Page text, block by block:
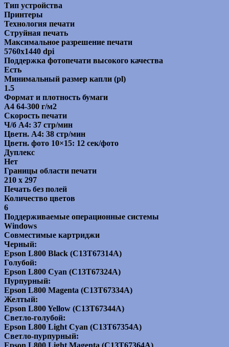
Тип устройства
Принтеры
Технология печати
Струйная печать
Максимальное разрешение печати
5760х1440 dpi
Поддержка фотопечати высокого качества
Есть
Минимальный размер капли (pl)
1.5
Формат и плотность бумаги
A4 64-300 г/м2
Скорость печати
Ч/б А4: 37 стр/мин
Цветн. А4: 38 стр/мин
Цветн. фото 10×15: 12 сек/фото
Дуплекс
Нет
Границы области печати
210 x 297
Печать без полей
Количество цветов
6
Поддерживаемые операционные системы
Windows
Совместимые картриджи
Черный:
Epson L800 Black (C13T67314A)
Голубой:
Epson L800 Cyan (C13T67324A)
Пурпурный:
Epson L800 Magenta (C13T67334A)
Желтый:
Epson L800 Yellow (C13T67344A)
Светло-голубой:
Epson L800 Light Cyan (C13T67354A)
Светло-пурпурный:
Epson L800 Light Magenta (C13T67364A)